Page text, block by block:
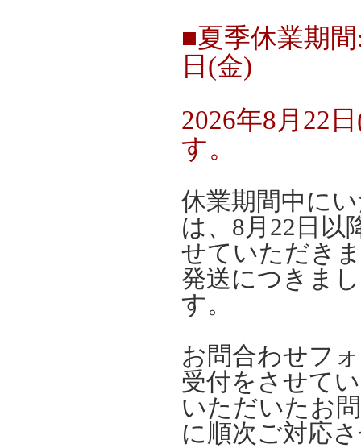
■夏季休業期
日(金)
2026年8月22
す。
休業期間中に
は、8月22日以
せていただき
発送につきま
す。
お問合わせフ
受付をさせて
いただいたお
に順次ご対応